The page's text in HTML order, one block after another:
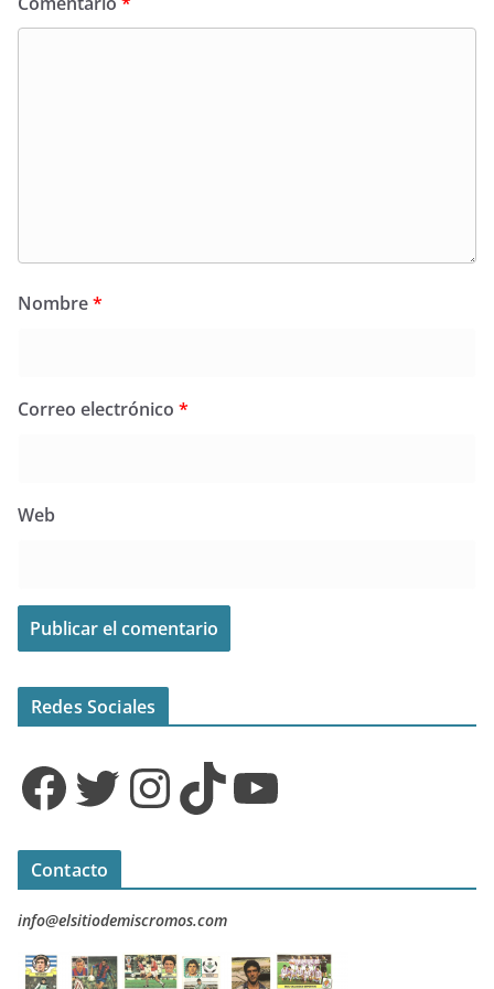
Nombre*
Correo electrónico *
Web
Redes Sociales
Facebook Twitter InstagramTikTok YouTube
Contacto
info@elsitiodemiscromos.com